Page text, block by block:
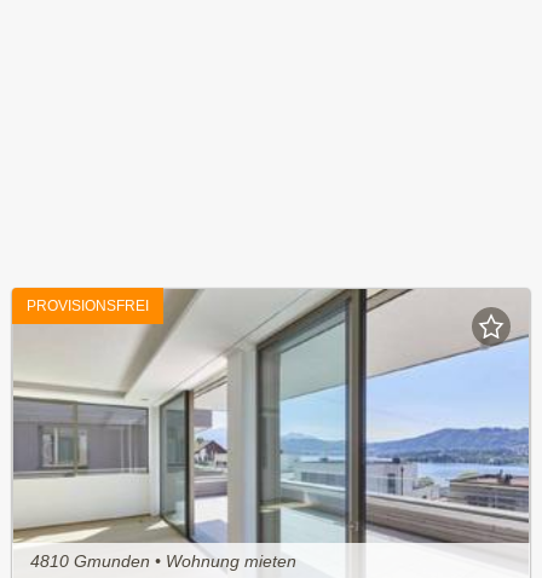
PROVISIONSFREI
4810 Gmunden • Wohnung mieten